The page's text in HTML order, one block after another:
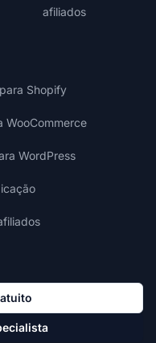
afiliados
Shopify
WooCommerce
WordPress